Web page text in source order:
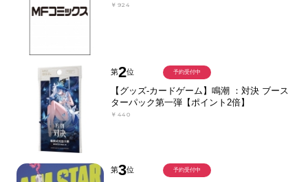
￥924
第2位
【グッズ-カードゲーム】鳴潮 ：対決 ブース
ターパック第一弾【ポイント2倍】
￥440
予約受付中
第3位 予約受付中